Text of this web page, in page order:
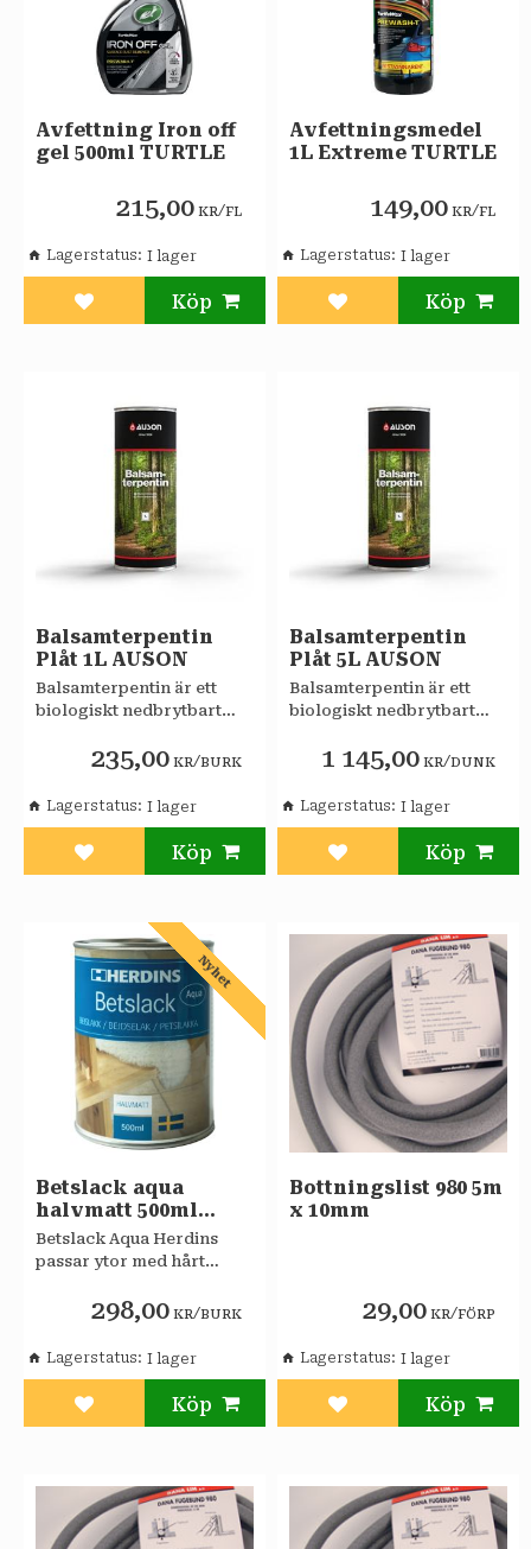
Avfettning Iron off
gel 500ml TURTLE
215,00 KR/FL
Lägg till i favoriter
Lagerstatus
Avfettningsmedel
1L Extreme TURTLE
149,00 KR/FL
Lägg till i favoriter
Lagerstatus
Balsamterpentin
Plåt 1L AUSON
Balsamterpentin är ett
biologiskt nedbrytbart
användes till spädning av
trätjära, linolja, färger
m.m.
235,00 KR/BURK
Lägg till i favoriter
Lagerstatus
Balsamterpentin
Plåt 5L AUSON
Balsamterpentin är ett
biologiskt nedbrytbart
användes till spädning av
m.m.
1 145,00 KR/DUNK
Lägg till i favoriter
Lagerstatus
Betslack aqua
halvmatt 500ml
HERDINS
​Betslack Aqua Herdins
passar ytor med hårt
298,00 KR/BURK
Nyhet
Lägg till i favoriter
Lagerstatus
Bottningslist 980 5m
x 10mm
29,00 KR/FÖRP
Lägg till i favoriter
Lagerstatus